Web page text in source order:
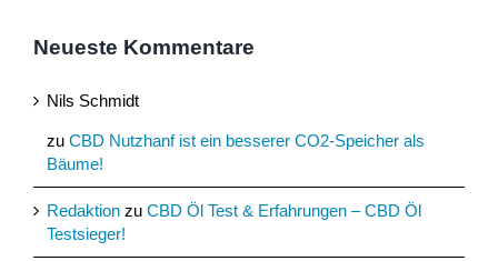
Neueste Kommentare
Nils Schmidt
zu CBD Nutzhanf ist ein besserer CO2-Speicher als
Bäume!
Redaktion zu CBD Öl Test & Erfahrungen – CBD Öl
Testsieger!